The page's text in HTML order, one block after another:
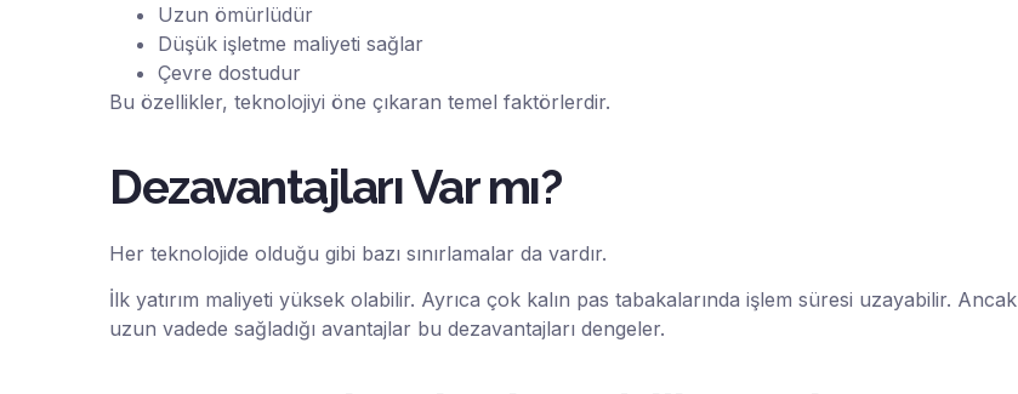
Uzun ömürlüdür
Düşük işletme maliyeti sağlar
Çevre dostudur
Bu özellikler, teknolojiyi öne çıkaran temel faktörlerdir.
Dezavantajları Var mı?
Her teknolojide olduğu gibi bazı sınırlamalar da vardır.
İlk yatırım maliyeti yüksek olabilir. Ayrıca çok kalın pas tabakalarında işlem süresi uzayabilir. Ancak
uzun vadede sağladığı avantajlar bu dezavantajları dengeler.